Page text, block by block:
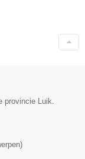
provincie Luik.
)